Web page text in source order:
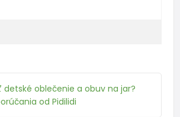
detské oblečenie a obuv na jar?
od Pidilidi